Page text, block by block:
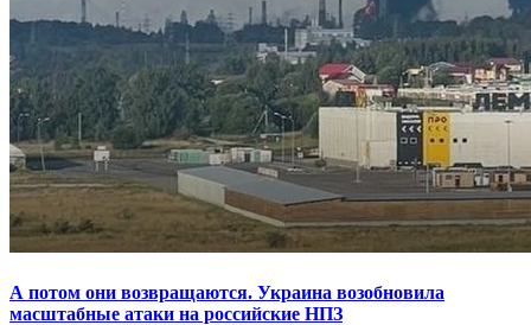
А потом они возвращаются. Украина возобновила
масштабные атаки на российские НПЗ